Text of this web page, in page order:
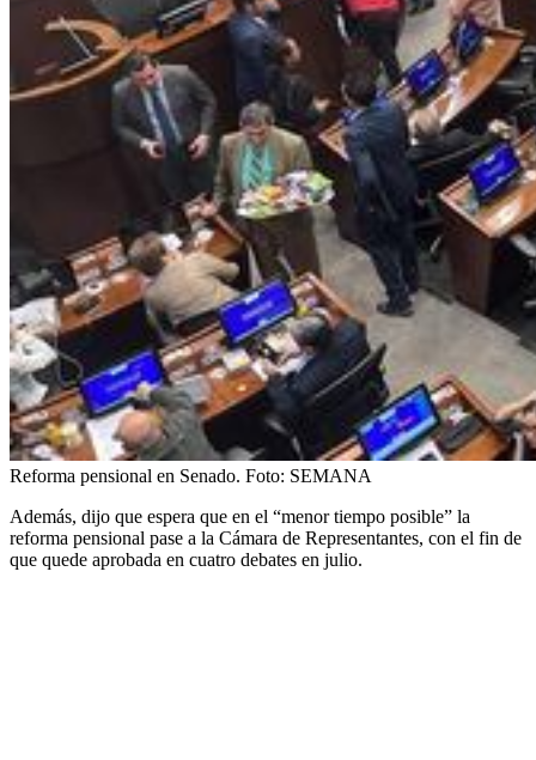
Reforma pensional en Senado. Foto: SEMANA
Además, dijo que espera que en el “menor tiempo posible” la
reforma pensional pase a la Cámara de Representantes, con el fin de
que quede aprobada en cuatro debates en julio.